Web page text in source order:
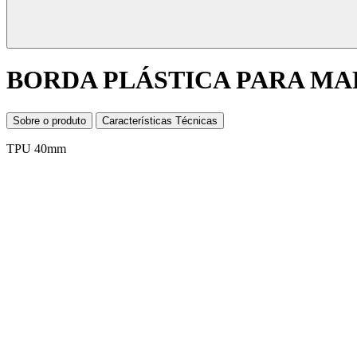
BORDA PLÁSTICA PARA
Sobre o produto Características Técnicas
TPU 40mm